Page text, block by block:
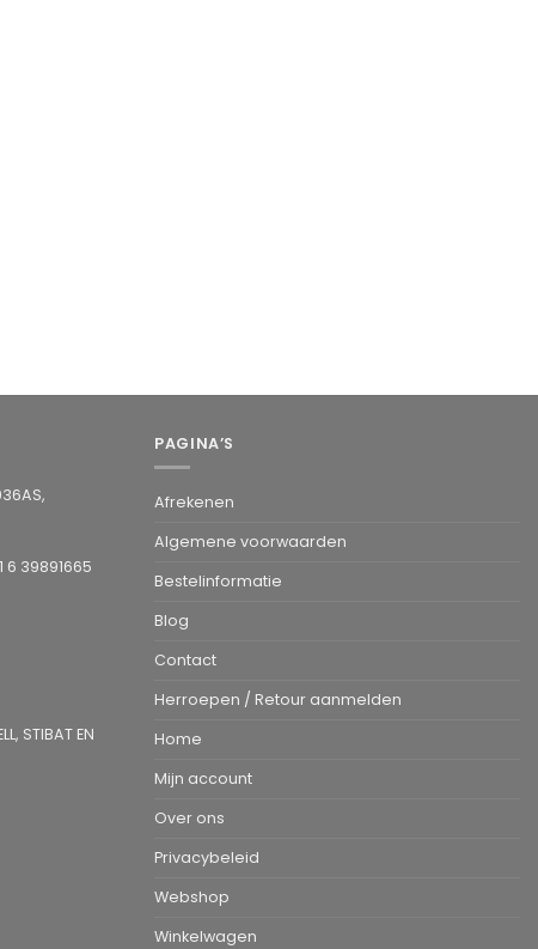
6 39891665
STIBAT EN
PAGINA’S
Afrekenen
Algemene voorwaarden
Bestelinformatie
Blog
Contact
Herroepen / Retour aanmelden
Home
Mijn account
Over ons
Privacybeleid
Webshop
Winkelwagen